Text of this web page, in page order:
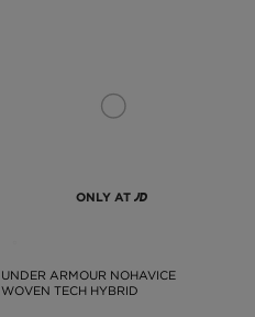
ONLY AT
UNDER ARMOUR NOHAVICE
WOVEN TECH HYBRID